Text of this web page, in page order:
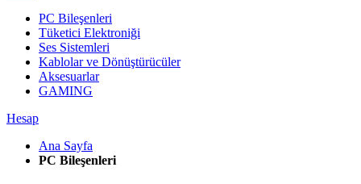
PC Bileşenleri
Tüketici Elektroniği
Ses Sistemleri
Kablolar ve Dönüştürücüler
Aksesuarlar
GAMING
Hesap
Ana Sayfa
PC Bileşenleri